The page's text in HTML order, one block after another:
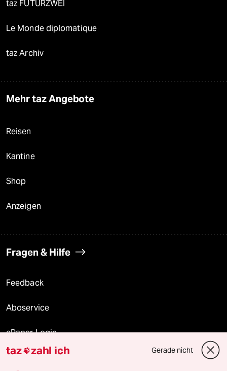
taz FUTURZWEI
Le Monde diplomatique
taz Archiv
Mehr taz Angebote
Reisen
Kantine
Shop
Anzeigen
Fragen & Hilfe
Feedback
Aboservice
ePaper Login
Downloads für Abonnierende
taz zahl ich Gerade nicht